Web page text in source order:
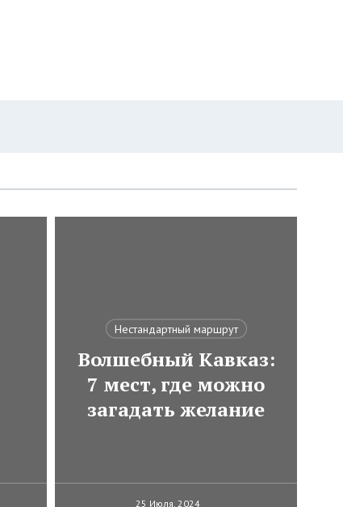
Нестандартный маршрут
Волшебный Кавказ:
7 мест, где можно
загадать желание
25 Июля, 2024